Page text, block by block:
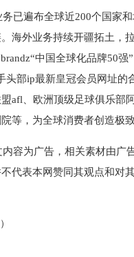
已遍布全球近200个国家
海外业务持续开疆拓土，
中国全球化品牌50
头部ip最新皇冠会员网址
afl、欧洲顶级足球俱乐部
等，为全球消费者创造极
内容为广告，相关素材由
代表本网赞同其观点和对